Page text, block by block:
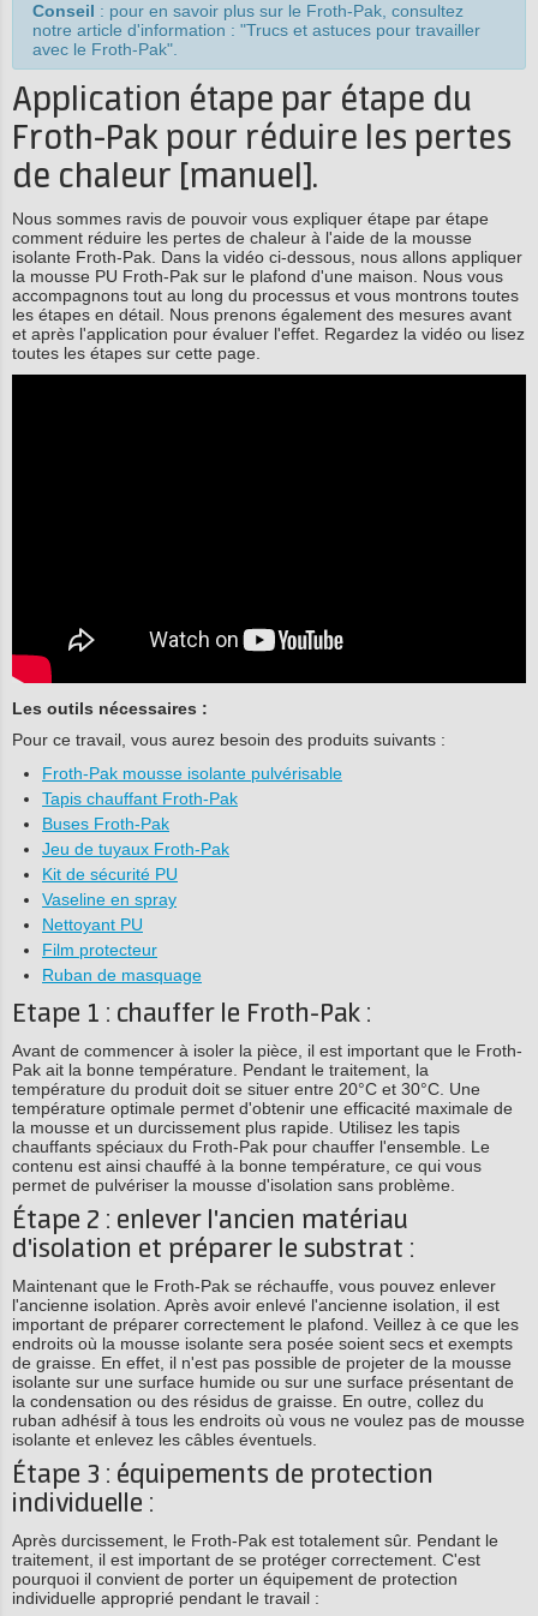
Conseil : pour en savoir plus sur le Froth-Pak, consultez
notre article d'information : "Trucs et astuces pour travailler
avec le Froth-Pak".
Application étape par étape du
Froth-Pak pour réduire les pertes
de chaleur [manuel].
Nous sommes ravis de pouvoir vous expliquer étape par étape
comment réduire les pertes de chaleur à l'aide de la mousse
isolante Froth-Pak. Dans la vidéo ci-dessous, nous allons appliquer
la mousse PU Froth-Pak sur le plafond d'une maison. Nous vous
accompagnons tout au long du processus et vous montrons toutes
les étapes en détail. Nous prenons également des mesures avant
et après l'application pour évaluer l'effet. Regardez la vidéo ou lisez
toutes les étapes sur cette page.
Les outils nécessaires :
Pour ce travail, vous aurez besoin des produits suivants :
Froth-Pak mousse isolante pulvérisable
Tapis chauffant Froth-Pak
Buses Froth-Pak
Jeu de tuyaux Froth-Pak
Kit de sécurité PU
Vaseline en spray
Nettoyant PU
Film protecteur
Ruban de masquage
Etape 1 : chauffer le Froth-Pak :
Avant de commencer à isoler la pièce, il est important que le Froth-
Pak ait la bonne température. Pendant le traitement, la
température du produit doit se situer entre 20°C et 30°C. Une
température optimale permet d'obtenir une efficacité maximale de
la mousse et un durcissement plus rapide. Utilisez les tapis
chauffants spéciaux du Froth-Pak pour chauffer l'ensemble. Le
contenu est ainsi chauffé à la bonne température, ce qui vous
permet de pulvériser la mousse d'isolation sans problème.
Étape 2 : enlever l'ancien matériau
d'isolation et préparer le substrat :
Maintenant que le Froth-Pak se réchauffe, vous pouvez enlever
l'ancienne isolation. Après avoir enlevé l'ancienne isolation, il est
important de préparer correctement le plafond. Veillez à ce que les
endroits où la mousse isolante sera posée soient secs et exempts
de graisse. En effet, il n'est pas possible de projeter de la mousse
isolante sur une surface humide ou sur une surface présentant de
la condensation ou des résidus de graisse. En outre, collez du
ruban adhésif à tous les endroits où vous ne voulez pas de mousse
isolante et enlevez les câbles éventuels.
Étape 3 : équipements de protection
individuelle :
Après durcissement, le Froth-Pak est totalement sûr. Pendant le
traitement, il est important de se protéger correctement. C'est
pourquoi il convient de porter un équipement de protection
individuelle approprié pendant le travail :